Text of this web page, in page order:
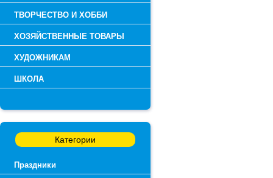
ТВОРЧЕСТВО И ХОББИ
ХОЗЯЙСТВЕННЫЕ ТОВАРЫ
ХУДОЖНИКАМ
ШКОЛА
Категории
Праздники